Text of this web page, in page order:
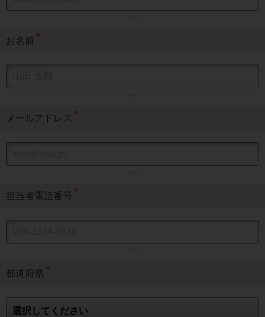
お名前
★
メールアドレス
★
担当者電話番号
★
都道府県
★